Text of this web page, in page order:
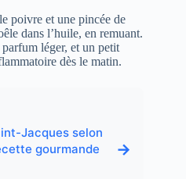
poivre et une pincée de
dans l’huile, en remuant.
léger, et un petit
dès le matin.
Jacques selon
gourmande
→